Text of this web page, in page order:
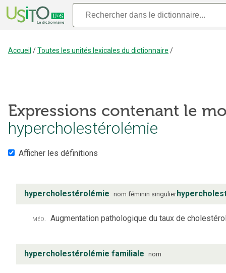
Accueil /Toutes les unités lexicales du dictionnaire /
Expressions contenant le
hypercholestérolémie
Afficher les définitions
hypercholestérolémie nom féminin singulier
méd. Augmentation pathologique du taux de
hypercholestérolémie familiale nom